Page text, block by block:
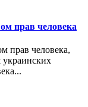
прав человека
прав человека,